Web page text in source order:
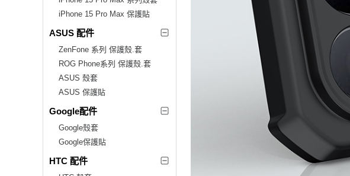
iPhone 15 Pro Max 保護貼
ASUS 配件
ZenFone 系列 保護殼.套
ROG Phone系列 保護殼.套
ASUS 殼套
ASUS 保護貼
Google配件
Google殼套
Google保護貼
HTC 配件